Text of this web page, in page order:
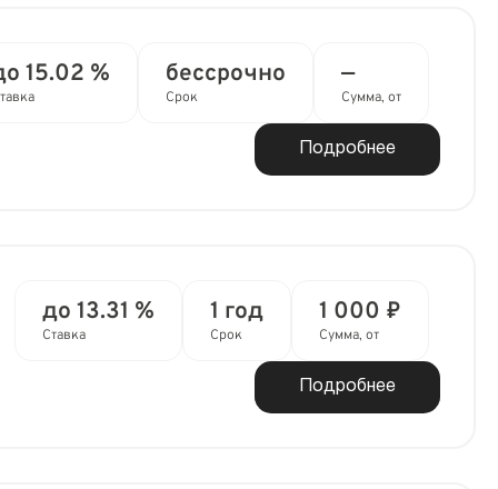
15.02 % бессрочно
Срок
—
Сумма, от
Подробнее
до 13.31 %
Ставка
1 год
Срок
1 000 ₽
Сумма, от
Подробнее